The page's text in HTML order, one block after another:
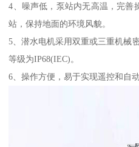
4、噪声低，泵站内无高温，完善
站，保持地面的环境风貌。
5、潜水电机采用双重或三重机械
等级为IP68(IEC)。
6、操作方便，易于实现遥控和自动